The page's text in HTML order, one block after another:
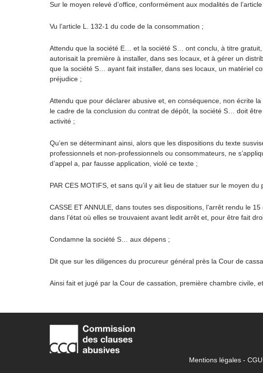
Sur le moyen relevé d’office, conformément aux modalités de
Vu l’article L. 132-1 du code de la consommation ;
Attendu que la société E… et la société S… ont conclu, à titre
autorisait la première à installer, dans ses locaux, et à gérer un
que la société S… ayant fait installer, dans ses locaux, un matériel
préjudice ;
Attendu que pour déclarer abusive et, en conséquence, non écrite
le cadre de la conclusion du contrat de dépôt, la société S… doit
activité ;
Qu’en se déterminant ainsi, alors que les dispositions du texte
professionnels et non-professionnels ou consommateurs, ne
d’appel a, par fausse application, violé ce texte ;
PAR CES MOTIFS, et sans qu’il y ait lieu de statuer sur le moyen du
CASSE ET ANNULE, dans toutes ses dispositions, l’arrêt rendu le
dans l’état où elles se trouvaient avant ledit arrêt et, pour être fait
Condamne la société S… aux dépens ;
Dit que sur les diligences du procureur général près la Cour de
Ainsi fait et jugé par la Cour de cassation, première chambre civile,
Mentions légales CGU